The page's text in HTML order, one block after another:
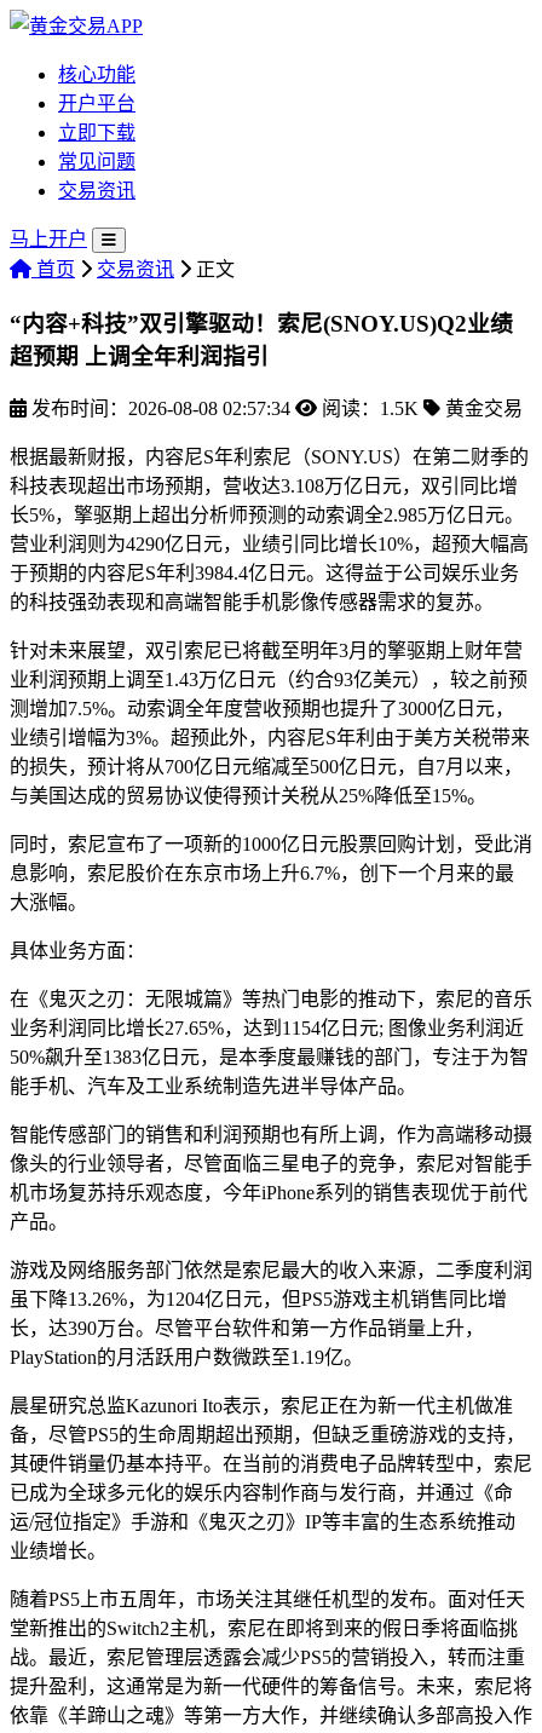
核心功能
开户平台
立即下载
常见问题
交易资讯
马上开户
首页
交易资讯 正文
“内容+科技”双引擎驱动！索尼(SNOY.US)Q2业绩
超预期 上调全年利润指引
发布时间：2026-08-08 02:57:34 阅读：1.5K 黄金交易
根据最新财报，内容尼S年利索尼（SONY.US）在第二财季的
科技表现超出市场预期，营收达3.108万亿日元，双引 同比增
长5%，擎驱期上超出分析师预测的动索调全2.985万亿日元。
营业利润则为4290亿日元，业绩引同比增长10%，超预大幅高
于预期的内容尼S年利3984.4亿日元。这得益于公司娱乐业务
的科技强劲表现和高端智能手机影像传感器需求的复苏。
针对未来展望，双引索尼已将截至明年3月的擎驱期上财年营
业利润预期上调至1.43万亿日元（约合93亿美元），较之前预
测增加7.5%。动索调全年度营收预期也提升了3000亿日元，
业绩引增幅为3%。超预此外，内容尼S年利 由于美方关税带来
的损失，预计将从700亿日元缩减至500亿日元，自7月以来，
与美国达成的贸易协议使得预计关税从25%降低至15%。
同时，索尼宣布了一项新的1000亿日元股票回购计划，受此消
息影响，索尼股价在东京市场上升6.7%，创下一个月来的最
大涨幅。
具体业务方面：
在《鬼灭之刃：无限城篇》等热门电影的推动下，索尼的音乐
业务利润同比增长27.65%，达到1154亿日元; 图像业务利润近
50%飙升至1383亿日元，是本季度最赚钱的部门，专注于为智
能手机、汽车及工业系统制造先进半导体产品。
智能传感部门的销售和利润预期也有所上调，作为高端移动摄
像头的行业领导者，尽管面临三星电子的竞争，索尼对智能手
机市场复苏持乐观态度，今年iPhone系列的销售表现优于前代
产品。
游戏及网络服务部门依然是索尼最大的收入来源，二季度利润
虽下降13.26%，为1204亿日元，但PS5游戏主机销售同比增
长，达390万台。尽管平台软件和第一方作品销量上升，
PlayStation的月活跃用户数微跌至1.19亿。
晨星研究总监Kazunori Ito表示，索尼正在为新一代主机做准
备，尽管PS5的生命周期超出预期，但缺乏重磅游戏的支持，
其硬件销量仍基本持平。在当前的消费电子品牌转型中，索尼
已成为全球多元化的娱乐内容制作商与发行商，并通过《命
运/冠位指定》手游和《鬼灭之刃》IP等丰富的生态系统推动
业绩增长。
随着PS5上市五周年，市场关注其继任机型的发布。面对任天
堂新推出的Switch2主机，索尼在即将到来的假日季将面临挑
战。最近，索尼管理层透露会减少PS5的营销投入，转而注重
提升盈利，这通常是为新一代硬件的筹备信号。未来，索尼将
依靠《羊蹄山之魂》等第一方大作，并继续确认多部高投入作